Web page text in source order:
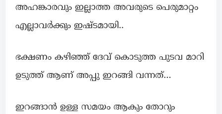
അഹങ്കാരവും ഇല്ലാത്ത അവരുടെ പെരുമാറ്റം
എല്ലാവർക്കും ഇഷ്ടമായി..
ഭക്ഷണം കഴിഞ്ഞ് ദേവ് കൊടുത്ത പുടവ മാറി
ഉടുത്ത് ആണ് അപ്പു ഇറങ്ങി വന്നത്…
ഇറങ്ങാന്‍ ഉള്ള സമയം ആകും തോറും